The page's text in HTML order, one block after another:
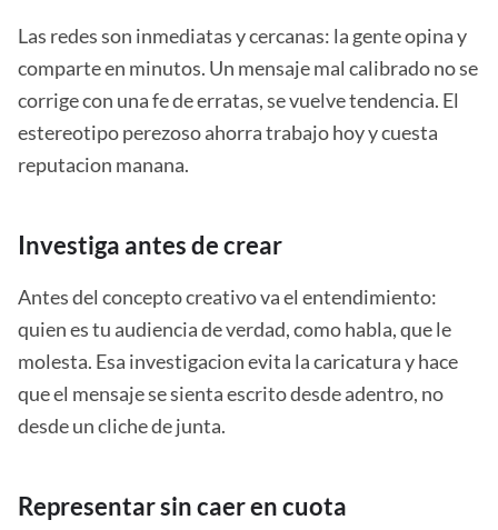
Las redes son inmediatas y cercanas: la gente opina y
comparte en minutos. Un mensaje mal calibrado no se
corrige con una fe de erratas, se vuelve tendencia. El
estereotipo perezoso ahorra trabajo hoy y cuesta
reputacion manana.
Investiga antes de crear
Antes del concepto creativo va el entendimiento:
quien es tu audiencia de verdad, como habla, que le
molesta. Esa investigacion evita la caricatura y hace
que el mensaje se sienta escrito desde adentro, no
desde un cliche de junta.
Representar sin caer en cuota